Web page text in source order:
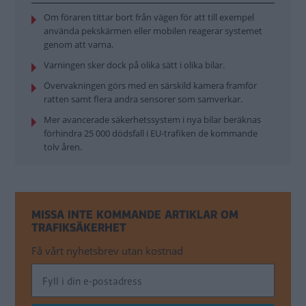
Om föraren tittar bort från vägen för att till exempel
använda pekskärmen eller mobilen reagerar systemet
genom att varna.
Varningen sker dock på olika sätt i olika bilar.
Övervakningen görs med en särskild kamera framför
ratten samt flera andra sensorer som samverkar.
Mer avancerade säkerhetssystem i nya bilar beräknas
förhindra 25 000 dödsfall i EU-trafiken de kommande
tolv åren.
MISSA INTE KOMMANDE ARTIKLAR OM
TRAFIKSÄKERHET
Få vårt nyhetsbrev utan kostnad